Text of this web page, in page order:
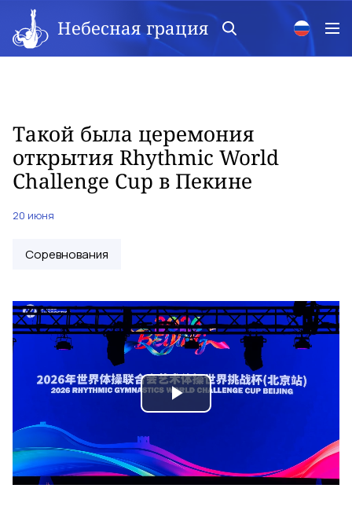
Небесная грация
Такой была церемония
открытия Rhythmic World
Challenge Cup в Пекине
20 июня
Соревнования
Play